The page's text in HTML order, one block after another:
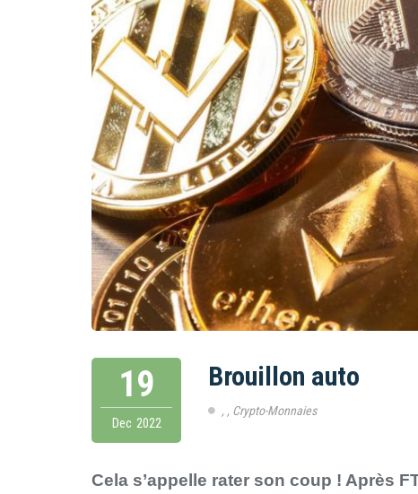
19
Dec 2022
Brouillon auto
, , Crypto-Monnaies
Cela s’appelle rater son coup ! Après